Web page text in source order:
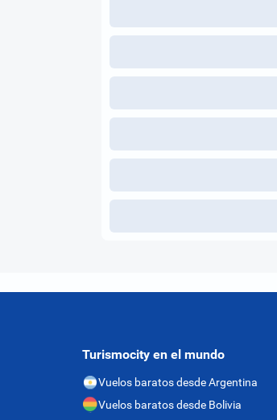
Turismocity en el mundo
Vuelos baratos desde Argentina
Vuelos baratos desde Bolivia